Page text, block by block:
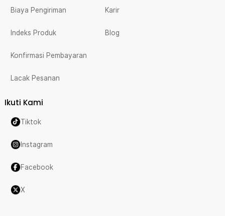
Biaya Pengiriman
Indeks Produk
Konfirmasi Pembayaran
Lacak Pesanan
Karir
Blog
Ikuti Kami
Tiktok
Instagram
Facebook
X